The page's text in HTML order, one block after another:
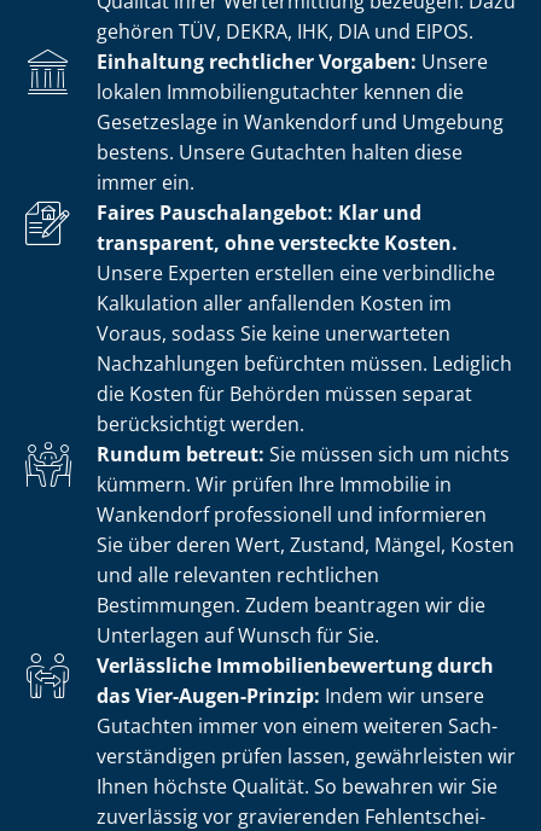
gehören TÜV, DEKRA, IHK, DIA und EIPOS.
Einhaltung rechtlicher Vorgaben: Unsere
lokalen Im­mo­bi­li­en­gut­ach­ter kennen die
Gesetzeslage in Wankendorf und Umgebung
bestens. Unsere Gutachten halten diese
immer ein.
Faires Pauschalangebot: Klar und
transparent, ohne versteckte Kosten.
Unsere Experten erstellen eine verbindliche
Kalkulation aller anfallenden Kosten im
Voraus, sodass Sie keine unerwarteten
Nachzahlungen befürchten müssen. Lediglich
die Kosten für Behörden müssen separat
berücksichtigt werden.
Rundum betreut: Sie müssen sich um nichts
kümmern. Wir prüfen Ihre Immobilie in
Wankendorf professionell und informieren
Sie über deren Wert, Zustand, Mängel, Kosten
und alle relevanten rechtlichen
Bestimmungen. Zudem beantragen wir die
Unterlagen auf Wunsch für Sie.
Verlässliche Im­mo­bi­li­en­be­wer­tung durch
das Vier-Augen-Prinzip: Indem wir unsere
Gutachten immer von einem weiteren Sach­
ver­stän­di­gen prüfen lassen, gewährleisten wir
Ihnen höchste Qualität. So bewahren wir Sie
zuverlässig vor gravierenden Fehl­ent­schei­